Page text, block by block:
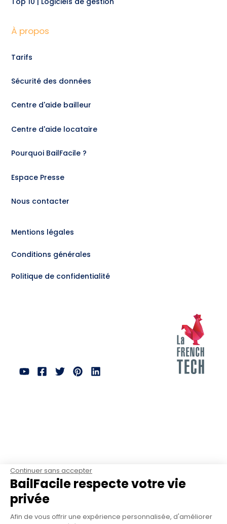
À propos
Tarifs
Sécurité des données
Centre d'aide bailleur
Centre d'aide locataire
Pourquoi BailFacile ?
Espace Presse
Nous contacter
Mentions légales
Conditions générales
Politique de confidentialité
Continuer sans accepter
BailFacile respecte votre vie
privée
Afin de vous offrir une expérience personnalisée, d'améliorer